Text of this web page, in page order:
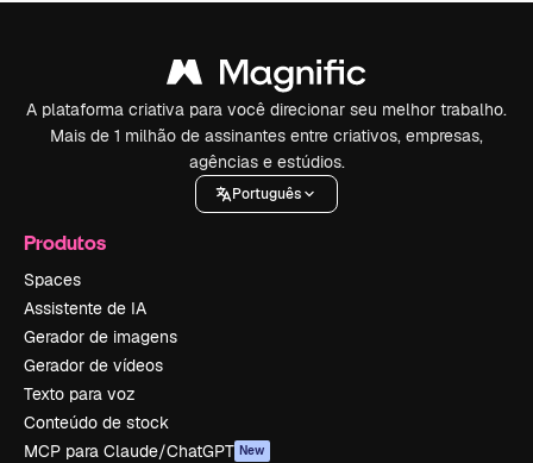
A plataforma criativa para você direcionar seu melhor trabalho.
Mais de 1 milhão de assinantes entre criativos, empresas,
agências e estúdios.
Português
Produtos
Spaces
Assistente de IA
Gerador de imagens
Gerador de vídeos
Texto para voz
Conteúdo de stock
MCP para Claude/ChatGPT New